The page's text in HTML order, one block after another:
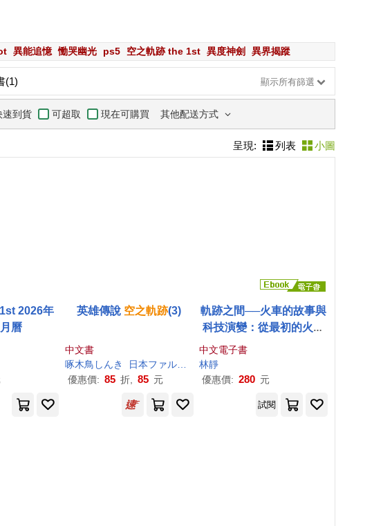
異能追憶 慟哭幽光 ps5 空之軌跡 the 1st 異度神劍 異界揭蹤
(1) 顯示所有篩選
速到貨 可超取 現在可購買 其他配送方式
呈現: 列表 小圖
2026年
曆
英雄傳說 空之軌跡(3)
中文書
啄木鳥しんき
日本ファルコム
江昱霖
優惠價: 85 折, 85 元
軌跡之間──火車的故事與
科技演變：從最初的火車
到現代高速鐵路，一場跨
越時空的鐵路冒險 (電子
書)
中文電子書
林靜
優惠價: 280 元
試閱